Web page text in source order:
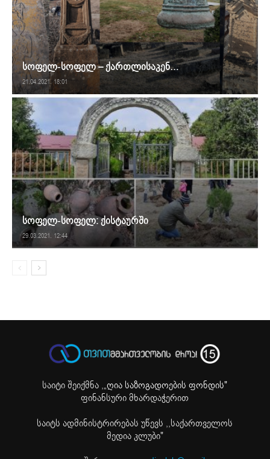
სოფელ-სოფელ – ქართლისაკენ…
21.04.2021. 18:01
სოფელ-სოფელ: ქისტაურში
29.03.2021. 12:44
საიტი შეიქმნა ,„ღია საზოგადოების ფონდის"
ფინანსური მხარდაჭერით
საიტს ადმინისტრირებას უწევს ,,საქართველოს
მედია კლუბი"